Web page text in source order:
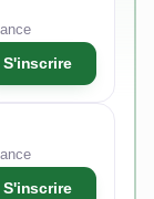
S'inscrire
S'inscrire